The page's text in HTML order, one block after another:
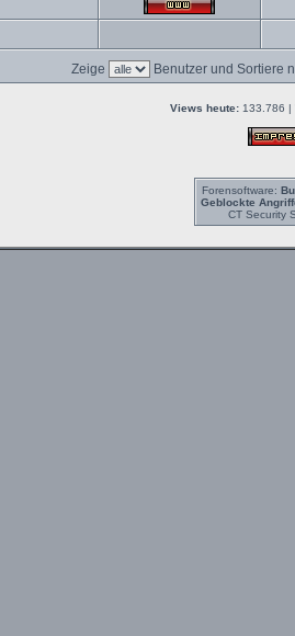
Zeige Benutzer und Sortiere
Views heute: 133.786 |
Forensoftware:
Geblockte
CT Security